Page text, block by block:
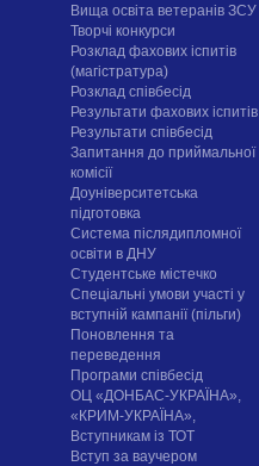
Вища освіта ветеранів ЗСУ
Творчі конкурси
Розклад фахових іспитів
(магістратура)
Розклад співбесід
Результати фахових іспитів
Результати співбесід
Запитання до приймальної
комісії
Доуніверситетська
підготовка
Система післядипломної
освіти в ДНУ
Cтудентське містечко
Спеціальні умови участі у
вступній кампанії (пільги)
Поновлення та
переведення
Програми співбесід
ОЦ «ДОНБАС-УКРАЇНА»,
«КРИМ-УКРАЇНА»,
Вступникам із ТОТ
Вступ за ваучером